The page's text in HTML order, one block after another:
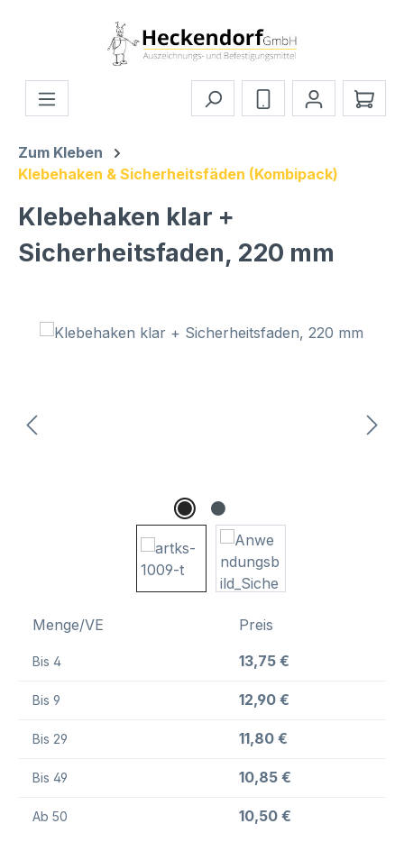
Zum Hauptinhalt springen
Zum Kleben
Klebehaken & Sicherheitsfäden (Kombipack)
Klebehaken klar +
Sicherheitsfaden, 220 mm
Bildergalerie überspringen
Menge/VE Preis
Bis 4 13,75 €
Bis 9 12,90 €
Bis 29 11,80 €
Bis 49 10,85 €
Ab 50 10,50 €